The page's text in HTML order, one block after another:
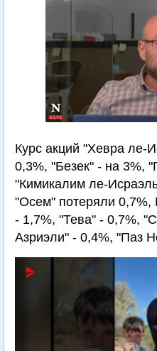
Курс акций "Хевра ле-
0,3%, "Безек" - на 3%,
"Кимикалим ле-
"Осем" потеряли 0,7%,
- 1,7%, "Тева" - 0,7%,
Азриэли" - 0,4%, "Паз